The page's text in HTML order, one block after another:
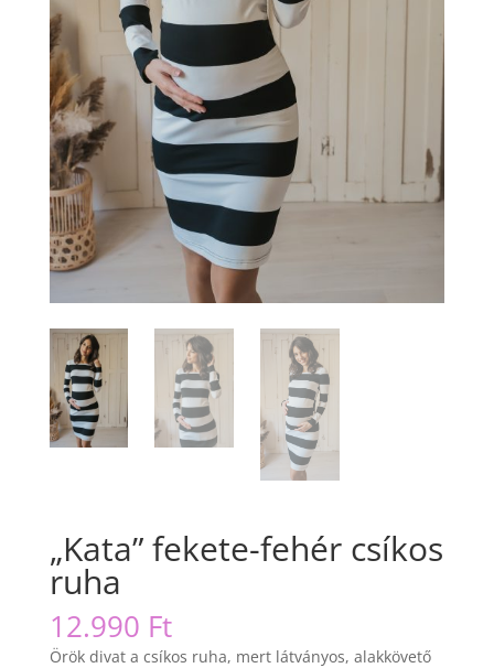
„Kata” fekete-fehér csíkos
ruha
12.990 Ft
Örök divat a csíkos ruha, mert látványos, alakkövető